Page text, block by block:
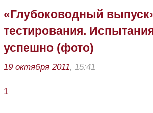
«Глубоководный
тестирования.
успешно (фото)
19 октября 2011, 15:41
1